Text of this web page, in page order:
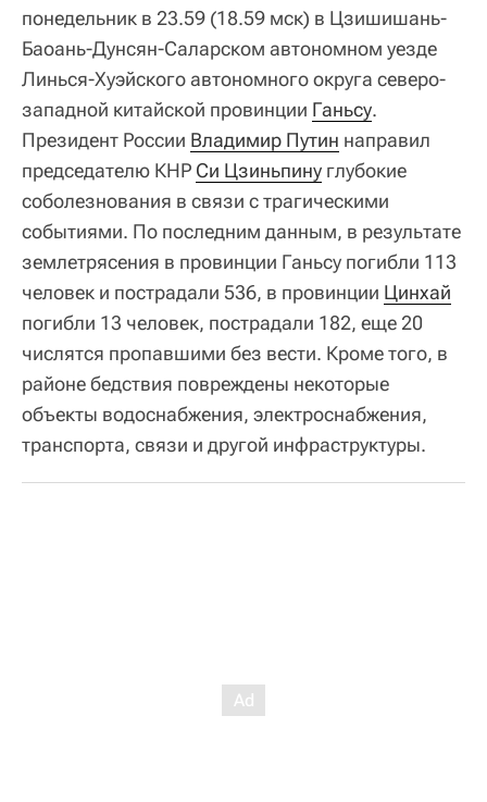
понедельник в 23.59 (18.59 мск) в Цзишишань-
Баоань-Дунсян-Саларском автономном уезде
Линься-Хуэйского автономного округа северо-
западной китайской провинции Ганьсу.
Президент России Владимир Путин направил
председателю КНР Си Цзиньпину глубокие
соболезнования в связи с трагическими
событиями. По последним данным, в результате
землетрясения в провинции Ганьсу погибли 113
человек и пострадали 536, в провинции Цинхай
погибли 13 человек, пострадали 182, еще 20
числятся пропавшими без вести. Кроме того, в
районе бедствия повреждены некоторые
объекты водоснабжения, электроснабжения,
транспорта, связи и другой инфраструктуры.